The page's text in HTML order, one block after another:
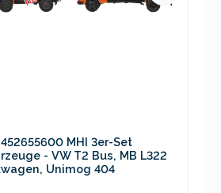
MHI 3er-Set
- VW T2 Bus, MB L322
Unimog 404